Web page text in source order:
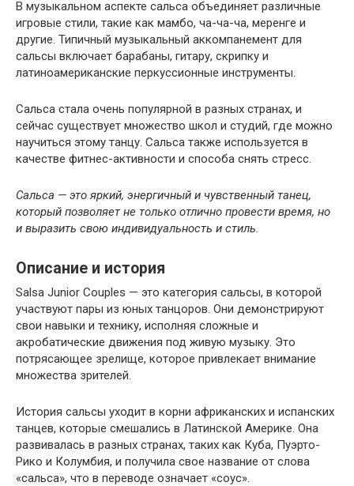
В музыкальном аспекте сальса объединяет различные
игровые стили, такие как мамбо, ча-ча-ча, меренге и
другие. Типичный музыкальный аккомпанемент для
сальсы включает барабаны, гитару, скрипку и
латиноамериканские перкуссионные инструменты.
Сальса стала очень популярной в разных странах, и
сейчас существует множество школ и студий, где можно
научиться этому танцу. Сальса также используется в
качестве фитнес-активности и способа снять стресс.
Сальса — это яркий, энергичный и чувственный танец,
который позволяет не только отлично провести время, но
и выразить свою индивидуальность и стиль.
Описание и история
Salsa Junior Couples — это категория сальсы, в которой
участвуют пары из юных танцоров. Они демонстрируют
свои навыки и технику, исполняя сложные и
акробатические движения под живую музыку. Это
потрясающее зрелище, которое привлекает внимание
множества зрителей.
История сальсы уходит в корни африканских и испанских
танцев, которые смешались в Латинской Америке. Она
развивалась в разных странах, таких как Куба, Пуэрто-
Рико и Колумбия, и получила свое название от слова
«сальса», что в переводе означает «соус».